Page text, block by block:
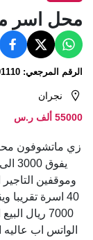
محل اسر
الرقم المرجعي:
نجران
55000 ألف ر.س
وموقفين
7000 ريال